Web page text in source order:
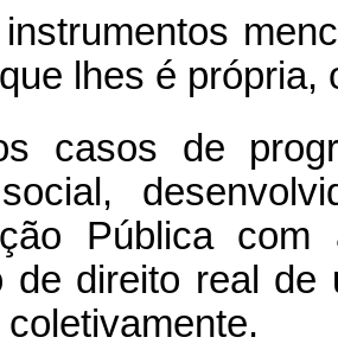
lhes é
casos de
Pública
de direito real